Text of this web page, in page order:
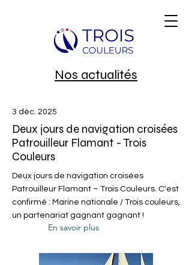
Nos actualités
3 déc. 2025
Deux jours de navigation croisées
Patrouilleur Flamant - Trois
Couleurs
Deux jours de navigation croisées
Patrouilleur Flamant – Trois Couleurs. C'est
confirmé : Marine nationale / Trois couleurs,
un partenariat gagnant gagnant !
En savoir plus